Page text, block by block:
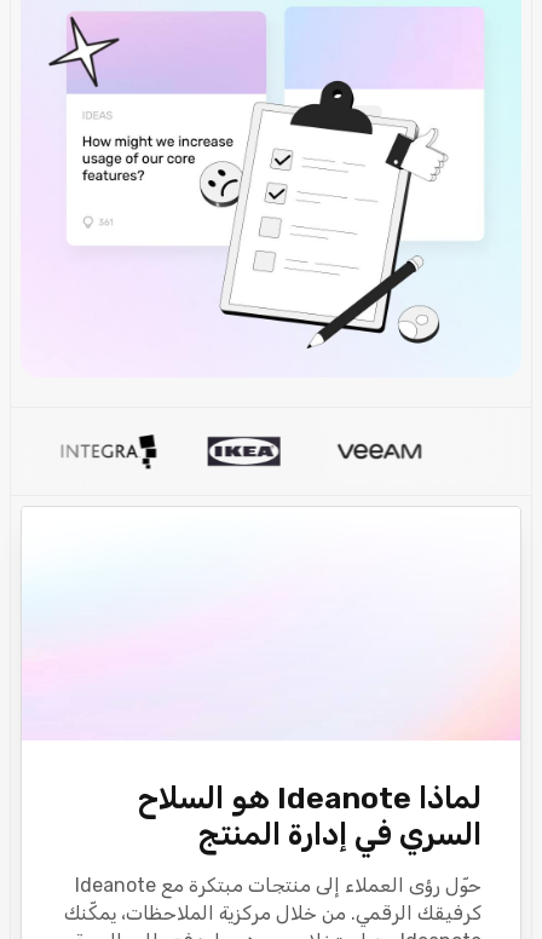
لماذا Ideanote هو السلاح
السري في إدارة المنتج
حوّل رؤى العملاء إلى منتجات مبتكرة مع Ideanote
كرفيقك الرقمي. من خلال مركزية الملاحظات، يمكّنك